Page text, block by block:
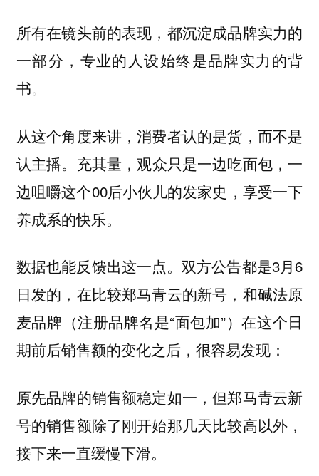
所有在镜头前的表现，都沉淀成品牌实力的
一部分，专业的人设始终是品牌实力的背
书。
从这个角度来讲，消费者认的是货，而不是
认主播。 充其量，观众只是一边吃面包，一
边咀嚼这个00后小伙儿的发家史，享受一下
养成系的快乐。
数据也能反馈出这一点。双方公告都是3月6
日发的，在比较郑马青云的新号，和碱法原
麦品牌（注册品牌名是“面包加”）在这个日
期前后销售额的变化之后，很容易发现：
原先品牌的销售额稳定如一，但郑马青云新
号的销售额除了刚开始那几天比较高以外，
接下来一直缓慢下滑。